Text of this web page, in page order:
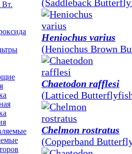
Вт.
(Saddleback
Heniochus varius
(Heniochus Brown
Chaetodon rafflesi
(Latticed
Chelmon rostratus
(Copperband